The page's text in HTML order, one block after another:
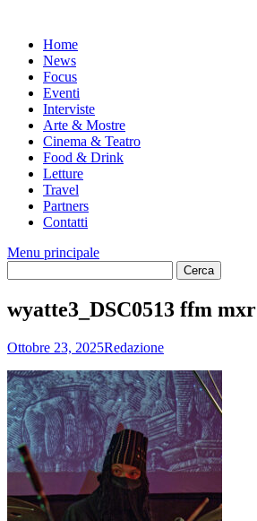
Home
News
Focus
Eventi
Interviste
Arte & Mostre
Cinema & Teatro
Food & Drink
Letture
Travel
Partners
Contatti
Menu principale
wyatte3_DSC0513 ffm mxr
Ottobre 23, 2025Redazione